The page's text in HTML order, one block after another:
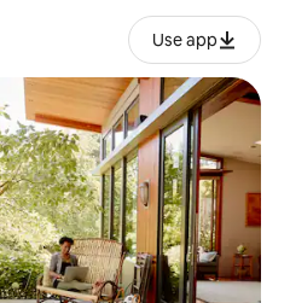
Use app